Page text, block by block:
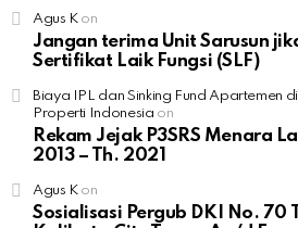
Agus Kon
Jangan terima Unit Sarusun
Sertifikat Laik Fungsi (SLF)
Biaya IPL dan Sinking Fund Apartemen
Properti Indonesia on
Rekam Jejak P3SRS Menara
2013 – Th. 2021
Agus Kon
Sosialisasi Pergub DKI No. 70